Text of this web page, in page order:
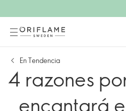
En Tendencia
4 razones
encantará